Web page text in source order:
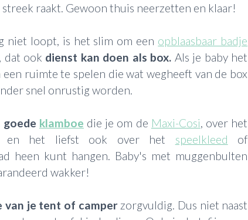
streek raakt. Gewoon thuis neerzetten en klaar!
niet loopt, is het slim om een opblaasbaar badje
dat ook dienst kan doen als box. Als je baby het
ruimte te spelen die wat wegheeft van de box
snel onrustig worden.
goede klamboe die je om de Maxi-Cosi, over het
en het liefst ook over het speelkleed of
heen kunt hangen. Baby's met muggenbulten
wakker!
van je tent of camperzorgvuldig. Dus niet naast